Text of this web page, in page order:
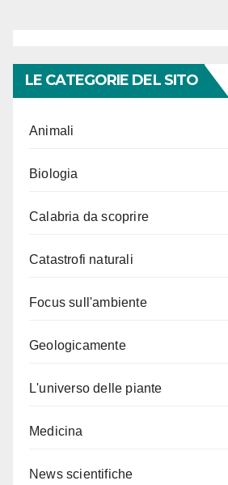
LE CATEGORIE DEL SITO
Animali
Biologia
Calabria da scoprire
Catastrofi naturali
Focus sull'ambiente
Geologicamente
L'universo delle piante
Medicina
News scientifiche